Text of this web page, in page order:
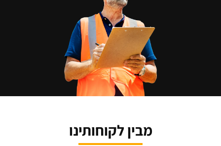
מבין לקוחותינו